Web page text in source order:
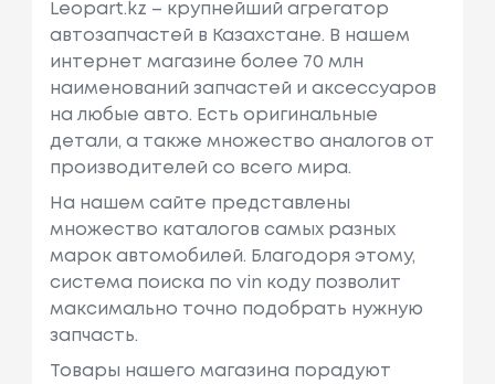
Leopart.kz – крупнейший агрегатор
автозапчастей в Казахстане. В нашем
интернет магазине более 70 млн
наименований запчастей и аксессуаров
на любые авто. Есть оригинальные
детали, а также множество аналогов от
производителей со всего мира.
На нашем сайте представлены
множество каталогов самых разных
марок автомобилей. Благодоря этому,
система поиска по vin коду позволит
максимально точно подобрать нужную
запчасть.
Товары нашего магазина порадуют